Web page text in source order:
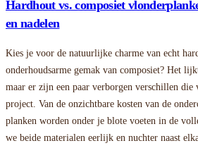
Hardhout vs. composiet
en nadelen
Kies je voor de natuurlijke charme van echt
onderhoudsarme gemak van composiet? Het
maar er zijn een paar verborgen verschillen die
project. Van de onzichtbare kosten van de
planken worden onder je blote voeten in de
we beide materialen eerlijk en nuchter naast